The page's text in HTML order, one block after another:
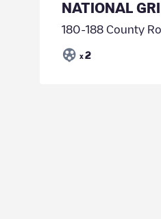
NATIONAL
180-188 County
x 2